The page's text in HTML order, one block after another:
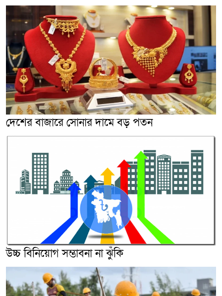
দেশের বাজারে সোনার দামে বড় পতন
উচ্চ বিনিয়োগ সম্ভাবনা না ঝুঁকি